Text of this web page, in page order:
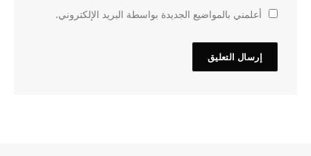
أعلمني بالمواضيع الجديدة بواسطة البريد الإلكتروني.